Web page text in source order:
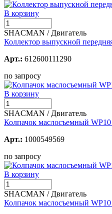
В корзину
SHACMAN / Двигатель
Коллектор выпускной
Арт.: 612600111290
по запросу
В корзину
SHACMAN / Двигатель
Колпачок маслосъемный
Арт.: 1000549569
по запросу
В корзину
SHACMAN / Двигатель
Колпачок маслосъемный